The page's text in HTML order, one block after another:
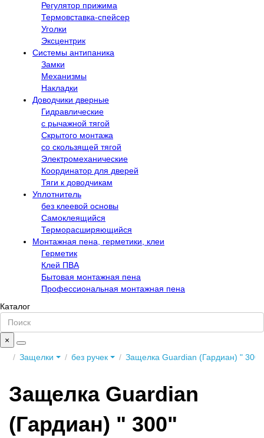
Регулятор прижима
Термовставка-спейсер
Уголки
Эксцентрик
Системы антипаника
Замки
Механизмы
Накладки
Доводчики дверные
Гидравлические
с рычажной тягой
Скрытого монтажа
со скользящей тягой
Электромеханические
Координатор для дверей
Тяги к доводчикам
Уплотнитель
без клеевой основы
Самоклеящийся
Терморасширяющийся
Монтажная пена, герметики, клеи
Герметик
Клей ПВА
Бытовая монтажная пена
Профессиональная монтажная пена
Каталог
×
Защелки
без ручек Защелка Guardian (Гардиан) "
Защелка Guardian
(Гардиан) " 300"